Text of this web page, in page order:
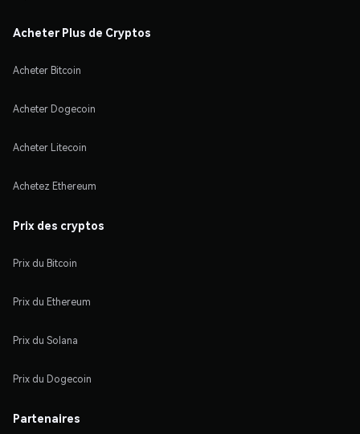
Acheter Plus de Cryptos
Acheter Bitcoin
Acheter Dogecoin
Acheter Litecoin
Achetez Ethereum
Prix des cryptos
Prix du Bitcoin
Prix du Ethereum
Prix du Solana
Prix du Dogecoin
Partenaires